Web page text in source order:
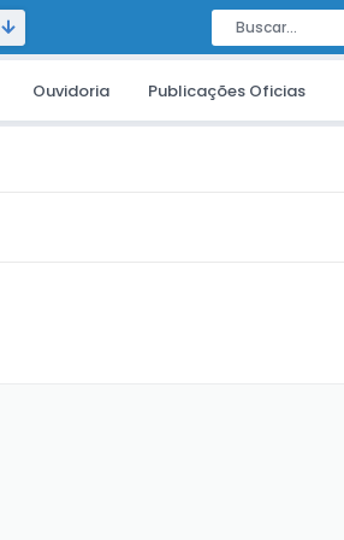
Ouvidoria Publicações Oficias